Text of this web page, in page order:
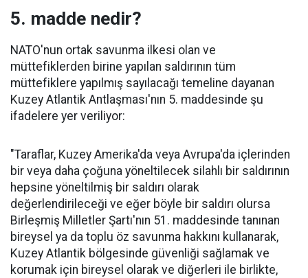
5. madde nedir?
NATO'nun ortak savunma ilkesi olan ve
müttefiklerden birine yapılan saldırının tüm
müttefiklere yapılmış sayılacağı temeline dayanan
Kuzey Atlantik Antlaşması'nın 5. maddesinde şu
ifadelere yer veriliyor:
"Taraflar, Kuzey Amerika'da veya Avrupa'da içlerinden
bir veya daha çoğuna yöneltilecek silahlı bir saldırının
hepsine yöneltilmiş bir saldırı olarak
değerlendirileceği ve eğer böyle bir saldırı olursa
Birleşmiş Milletler Şartı'nın 51. maddesinde tanınan
bireysel ya da toplu öz savunma hakkını kullanarak,
Kuzey Atlantik bölgesinde güvenliği sağlamak ve
korumak için bireysel olarak ve diğerleri ile birlikte,